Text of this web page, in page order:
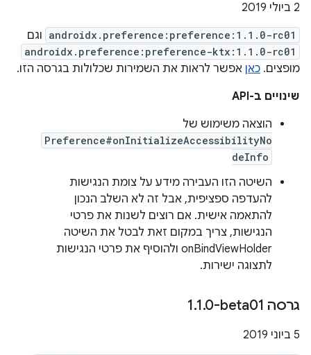
‫2 ביולי 2019
androidx.preference:preference:1.1.0-rc01 וגם
androidx.preference:preference-ktx:1.1.0-rc01
מופצים. כאן אפשר לראות את השמירות שכלולות בגרסה הזו.
שינויים ב-API
הוצאה משימוש של
Preference#onInitializeAccessibilityNo
deInfo
השיטה הזו העבירה מידע על צומת הנגישות
להעדפה ספציפית, אבל זה לא השלב הנכון
להתאמה אישית. אם רוצים לשנות את פרטי
הנגישות, צריך במקום זאת לבטל את השיטה
onBindViewHolder ולהוסיף את פרטי הנגישות
לתצוגה ישירות.
גרסה ‎1 .1.0-beta01
‫5 ביוני 2019